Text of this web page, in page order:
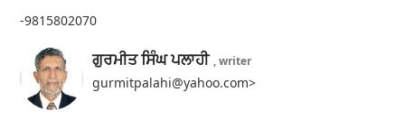
-9815802070
ਗੁਰਮੀਤ ਸਿੰਘ ਪਲਾਹੀ , writer
gurmitpalahi@yahoo.com>